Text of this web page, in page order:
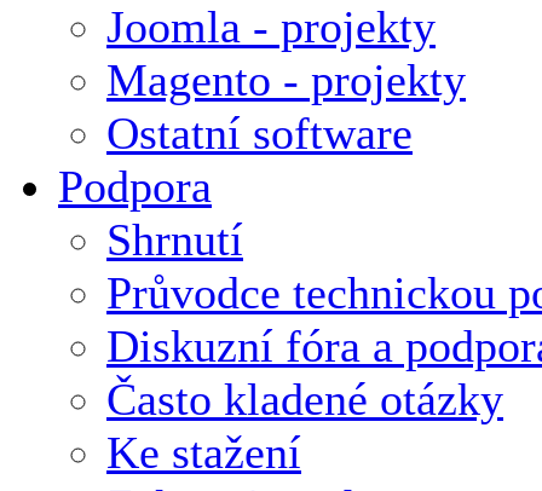
Joomla - projekty
Magento - projekty
Ostatní software
Podpora
Shrnutí
Průvodce technickou
Diskuzní fóra a
Často kladené otázky
Ke stažení